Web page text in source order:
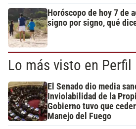
Horóscopo de hoy 7 de
signo por signo, qué
Lo más visto en Perfil
El Senado dio media
Inviolabilidad de la
Gobierno tuvo que
Manejo del Fuego